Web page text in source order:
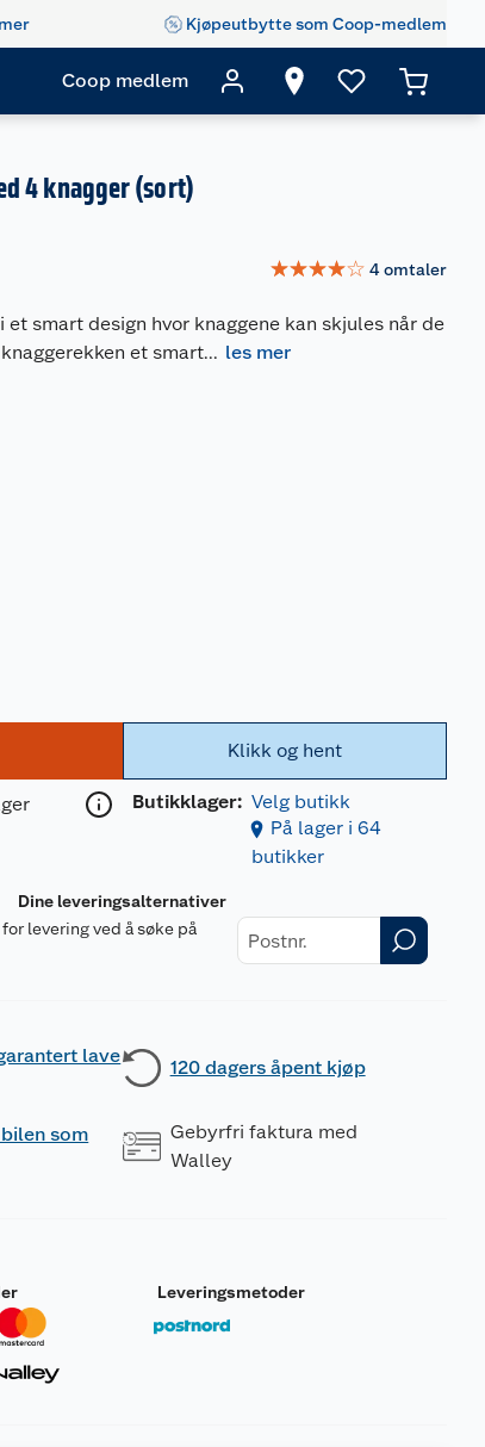
Kjøpeutbytte som Coop-medlem
Coop medlem
4 knagger (sort)
☆☆☆☆☆ 4omtaler
et smart design hvor knaggene kan skjules når de
et smart... les mer
Klikk og hent
Butikklager: Velg butikk
På lager i 64
butikker
Dine leveringsalternativer
levering ved å søke på
lave
120 dagers åpent kjøp
som
Gebyrfri faktura med
Walley
Leveringsmetoder